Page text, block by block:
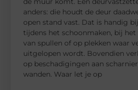
anders: die houdt de deur
open stand vast. Dat is handig
tijdens het schoonmaken, bij het
van spullen of op plekken waar
uitgelopen wordt. Bovendien
op beschadigingen aan
wanden. Waar let je op